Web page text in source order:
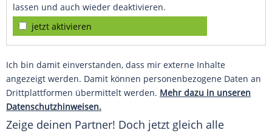
lassen und auch wieder deaktivieren.
jetzt aktivieren
Ich bin damit einverstanden, dass mir externe Inhalte
angezeigt werden. Damit können personenbezogene Daten an
Drittplattformen übermittelt werden. Mehr dazu in unseren
Datenschutzhinweisen.
Zeige deinen Partner! Doch jetzt gleich alle